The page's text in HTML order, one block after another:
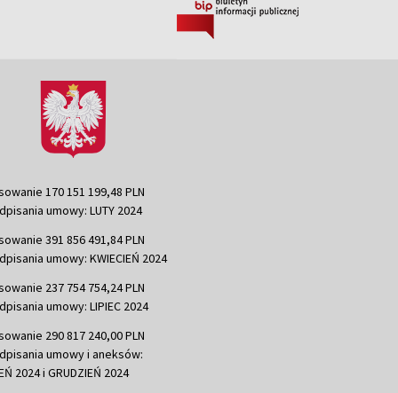
170 151 199,48 PLN
umowy: LUTY 2024
391 856 491,84 PLN
umowy: KWIECIEŃ 2024
237 754 754,24 PLN
umowy: LIPIEC 2024
290 817 240,00 PLN
umowy i aneksów:
2024 i GRUDZIEŃ 2024